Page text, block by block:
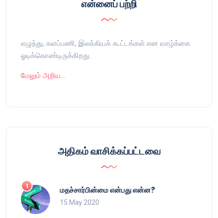
என்னைப் பற்றி
எழுத்து, களப்பணி, இலக்கியக் கூட்டங்கள் என வாழ்க்கை
ஓடிக்கொண்டிருக்கிறது.
மேலும் அறிய…
அதிகம் வாசிக்கப்பட்டவை
மதச்சார்பின்மை என்பது என்ன?
15 May 2020